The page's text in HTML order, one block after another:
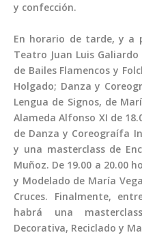
y confección.
En horario de tarde, y a
Teatro Juan Luis
de Bailes Flamencos y
Holgado; Danza y
Lengua de Signos, de
Alameda Alfonso XI de
de Danza y Coreograífa
y una masterclass de
Muñoz. De 19.00 a 20.00
y Modelado de María
Cruces. Finalmente,
habrá una
Decorativa, Reciclado y